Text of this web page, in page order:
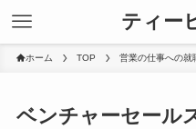
ティー
ホーム TOP 営業の仕事への就
ベンチャーセール